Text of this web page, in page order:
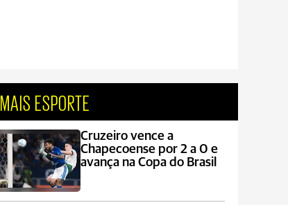
MAIS ESPORTE
Cruzeiro vence a
Chapecoense por 2 a 0 e
avança na Copa do Brasil